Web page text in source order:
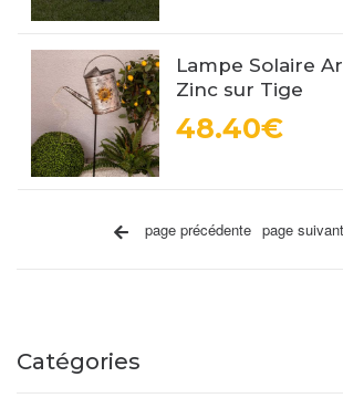
Lampe Solaire
Zinc sur Tige
48.40€
page précédente page
Catégories